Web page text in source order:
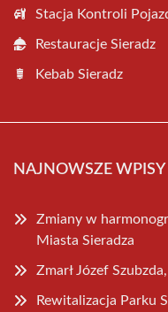
Stacja Kontroli
Restauracje Sieradz
Kebab Sieradz
NAJNOWSZE WPISY
Zmiany w
Miasta Sieradza
Zmarł Józef
Rewitalizacja Parku